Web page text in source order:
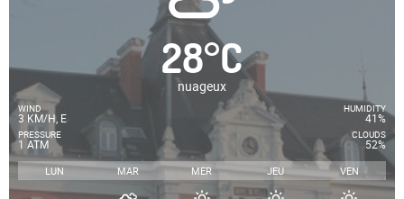
28°C
nuageux
WIND
3 KM/H, E
PRESSURE
1 ATM
HUMIDITY
41%
CLOUDS
52%
LUN MAR MER JEU VEN